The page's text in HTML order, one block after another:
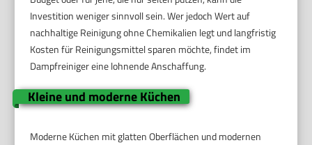
Investition weniger sinnvoll sein. Wer jedoch Wert auf
nachhaltige Reinigung ohne Chemikalien legt und langfristig
Kosten für Reinigungsmittel sparen möchte, findet im
Dampfreiniger eine lohnende Anschaffung.
Kleine und moderne Küchen
Moderne Küchen mit glatten Oberflächen und modernen